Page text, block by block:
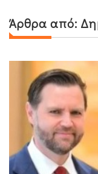
Άρθρα από: